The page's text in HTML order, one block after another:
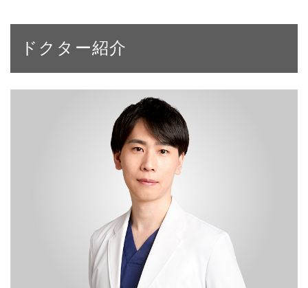
ドクター紹介